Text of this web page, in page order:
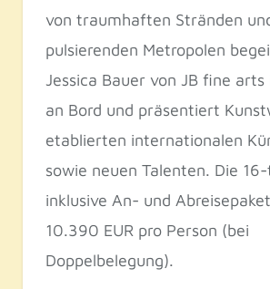
von traumhaften Stränden
pulsierenden Metropolen
Jessica Bauer von JB fine
an Bord und präsentiert
etablierten internationalen
sowie neuen Talenten. Die
inklusive An- und
10.390 EUR pro Person (bei
Doppelbelegung).